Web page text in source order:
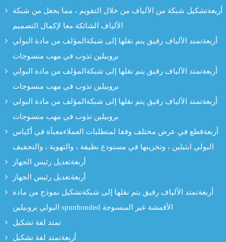
أربعةتشكيل شبكة من الألياف من خلال التقويم ، مما يجعل من شبكة
الألياف الشائكة معا لإكمال التصميم
أربعةتمتد الألياف رقيق يتم نقلها إلى شبكةالمؤلف من مادة البولي
بروبيلين تذوب في مهب منسوجات
أربعةتمتد الألياف رقيق يتم نقلها إلى شبكةالمؤلف من مادة البولي
بروبيلين تذوب في مهب منسوجات
أربعةتمتد الألياف رقيق يتم نقلها إلى شبكةالمؤلف من مادة البولي
بروبيلين تذوب في مهب منسوجات
أربعةقطع في عرض مختلف وفقا لمتطلبات العملاءمعبأة في أكياس
البولي ايثيلين ، وتخزينها في مستودع نظيفة ، والتهوية ، والتجفيف
أربعةتعديل رئيس الجهاز
أربعةتعديل رئيس الجهاز
أربعةتمتد الألياف رقيق يتم نقلها إلى شبكةتشكيل نموذج من مادة
البولي بروبيلين spunbonded الأقمشة غير المنسوجة
تمتد لفة تشكيل
أربعةتمتد لفة تشكيل